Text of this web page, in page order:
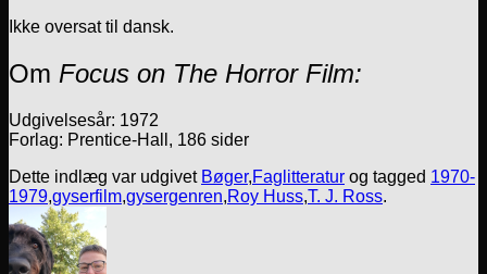
Ikke oversat til dansk.
Om Focus on The Horror Film:
Udgivelsesår: 1972
Forlag: Prentice-Hall, 186 sider
Dette indlæg var udgivet Bøger,Faglitteratur og tagged 1970-
1979,gyserfilm,gysergenren,Roy Huss,T. J. Ross.